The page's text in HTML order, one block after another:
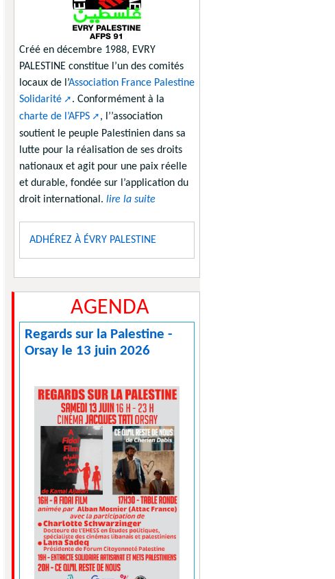
Créé en décembre 1988, EVRY
PALESTINE constitue l’un des comités
locaux de l’Association France Palestine
Solidarité
. Conformément à la
charte de l’AFPS
, l’’association
soutient le peuple Palestinien dans sa
lutte pour la réalisation de ses droits
nationaux et agit pour une paix réelle
et durable, fondée sur l’application du
droit international. lire la suite
ADHÉREZ À ÉVRY PALESTINE
AGENDA
Regards sur la Palestine -
Orsay le 13 juin 2026